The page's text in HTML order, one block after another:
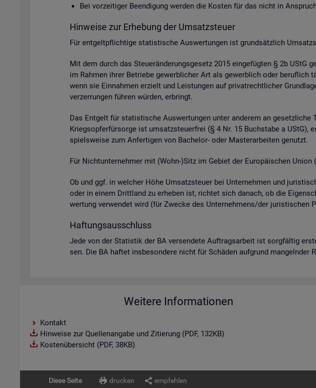
Bei vor­zei­ti­ger Be­en­di­gung wer­den die Kos­ten für das nicht in
Hin­wei­se zur Er­he­bung der Um­satz­steu­er
Für ent­gelt­pflich­ti­ge sta­tis­ti­sche Aus­wer­tun­gen ist grund­sätz­lich
Mit dem durch das Steu­er­än­de­rungs­ge­setz 2015 ein­ge­füg­ten § 2b
im Rah­men ihrer Be­trie­be ge­werb­li­cher Art als ge­werb­lich oder
wenn sie Ein­nah­men er­zielt und Leis­tun­gen auf pri­vat­recht­li­cher
ver­zer­run­gen füh­ren wür­den, er­bringt.
Das Ent­gelt für sta­tis­ti­sche Aus­wer­tun­gen unter an­de­rem an
Kriegs­op­fer­für­sor­ge ist um­satz­steu­er­frei (§ 4 Nr. 15 Buch­sta­be a
spiels­wei­se zum An­fer­ti­gen von Ba­che­lor- oder Mas­ter­ar­bei­ten ge­nutzt.
Für Nicht­un­ter­neh­mer mit (Wohn-)Sitz im Ge­biet der Eu­ro­päi­schen
Ob und ggf. in wel­cher Höhe Um­satz­steu­er bei Un­ter­neh­men und
oder in einem Dritt­land zu er­he­ben ist, rich­tet sich da­nach, ob die
wer­tung ver­wen­det wird (für Zwe­cke des Un­ter­neh­mens/der ju­ris­ti­schen
Haf­tungs­aus­schluss
Jede von der Sta­tis­tik der BA ver­sen­de­te Auf­trags­ar­beit ist sorg­fäl­tig
sen. Die BA haf­tet ins­be­son­de­re nicht für Schä­den auf­grund
Weitere Informationen
Kontakt
Hinweise zur Quellenangabe und Zitierung (PDF, 132KB)
Kostenübersicht (PDF, 38KB)
Diese Seite drucken empfehlen